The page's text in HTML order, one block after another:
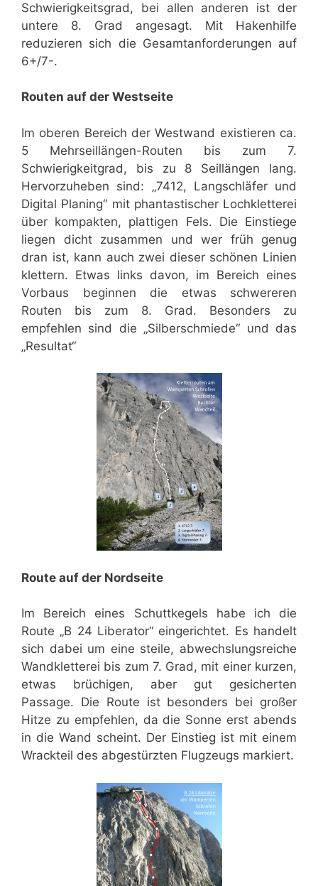
Schwierigkeitsgrad, bei allen anderen ist der
untere 8. Grad angesagt. Mit Hakenhilfe
reduzieren sich die Gesamtanforderungen auf
6+/7-.
Routen auf der Westseite
Im oberen Bereich der Westwand existieren ca.
5 Mehrseillängen-Routen bis zum 7.
Schwierigkeitgrad, bis zu 8 Seillängen lang.
Hervorzuheben sind: „7412, Langschläfer und
Digital Planing“ mit phantastischer Lochkletterei
über kompakten, plattigen Fels. Die Einstiege
liegen dicht zusammen und wer früh genug
dran ist, kann auch zwei dieser schönen Linien
klettern. Etwas links davon, im Bereich eines
Vorbaus beginnen die etwas schwereren
Routen bis zum 8. Grad. Besonders zu
empfehlen sind die „Silberschmiede“ und das
„Resultat“
Route auf der Nordseite
Im Bereich eines Schuttkegels habe ich die
Route „B 24 Liberator“ eingerichtet. Es handelt
sich dabei um eine steile, abwechslungsreiche
Wandkletterei bis zum 7. Grad, mit einer kurzen,
etwas brüchigen, aber gut gesicherten
Passage. Die Route ist besonders bei großer
Hitze zu empfehlen, da die Sonne erst abends
in die Wand scheint. Der Einstieg ist mit einem
Wrackteil des abgestürzten Flugzeugs markiert.